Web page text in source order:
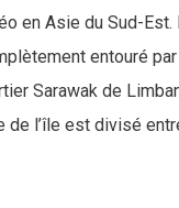
entouré par
Sarawak de
de l’île est divisé